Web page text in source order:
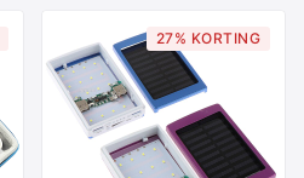
27% KORTING